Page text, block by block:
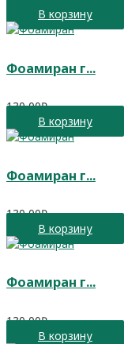
В корзину
Фоамиран г...
130,00₽
В корзину
Фоамиран г...
130,00₽
В корзину
Фоамиран г...
130,00₽
В корзину